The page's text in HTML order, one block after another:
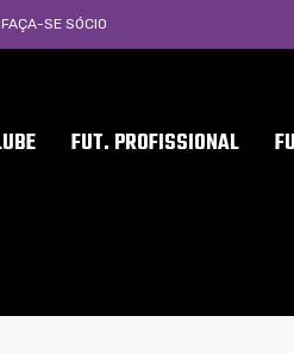
FAÇA-SE SÓCIO
FUT. PROFISSIONAL